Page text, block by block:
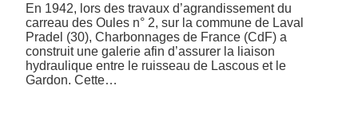
En 1942, lors des travaux d’agrandissement du
carreau des Oules n° 2, sur la commune de Laval
Pradel (30), Charbonnages de France (CdF) a
construit une galerie afin d’assurer la liaison
hydraulique entre le ruisseau de Lascous et le
Gardon. Cette…